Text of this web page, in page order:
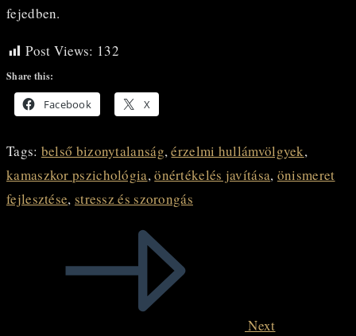
fejedben.
Post Views: 132
Share this:
Facebook X
Tags: belső bizonytalanság,érzelmi hullámvölgyek,
kamaszkor pszichológia,önértékelés javítása, önismeret
fejlesztése, stressz és szorongás
Next